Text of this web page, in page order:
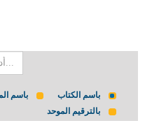
باسم الكتاب باسم
بالترقيم الموحد